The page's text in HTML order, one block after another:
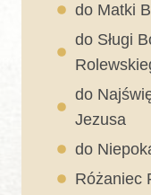
do Matki
do Sługi
do
Jezusa
do
Różaniec